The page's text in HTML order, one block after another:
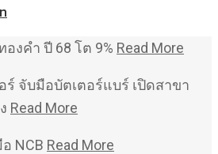
องคำ ปี 68 โต 9% Read More
อร์ จับมือบัตเตอร์แบร์ เปิดสาขา
Read More
NCB Read More